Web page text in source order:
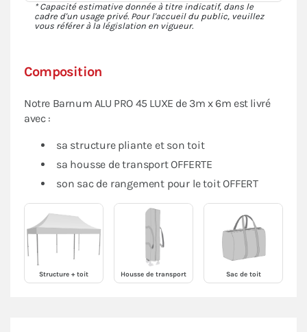
Composition
Notre Barnum ALU PRO 45 LUXE de 3m x 6m est livré
avec :
sa structure pliante et son toit
sa housse de transport OFFERTE
son sac de rangement pour le toit OFFERT
Structure + toit Housse de transport Sac de toit
* Capacité estimative donnée à titre indicatif, dans le
cadre d'un usage privé. Pour l'accueil du public, veuillez
vous référer à la législation en vigueur.